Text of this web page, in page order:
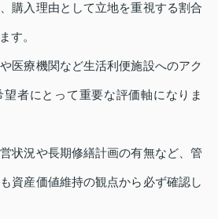
購入理由として立地を重視する割合
す。
医療機関など生活利便施設へのアク
者にとって重要な評価軸になりま
状況や長期修繕計画の有無など、管
資産価値維持の観点から必ず確認し